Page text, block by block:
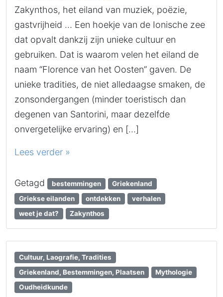
Zakynthos, het eiland van muziek, poëzie,
gastvrijheid … Een hoekje van de Ionische zee
dat opvalt dankzij zijn unieke cultuur en
gebruiken. Dat is waarom velen het eiland de
naam “Florence van het Oosten” gaven. De
unieke tradities, de niet alledaagse smaken, de
zonsondergangen (minder toeristisch dan
degenen van Santorini, maar dezelfde
onvergetelijke ervaring) en […]
Lees verder »
Getagd bestemmingen
Griekenland
Griekse eilanden
ontdekken
verhalen
weet je dat?
Zakynthos
Cultuur, Laografie, Tradities
Griekenland, Bestemmingen, Plaatsen
Mythologie
Oudheidkunde